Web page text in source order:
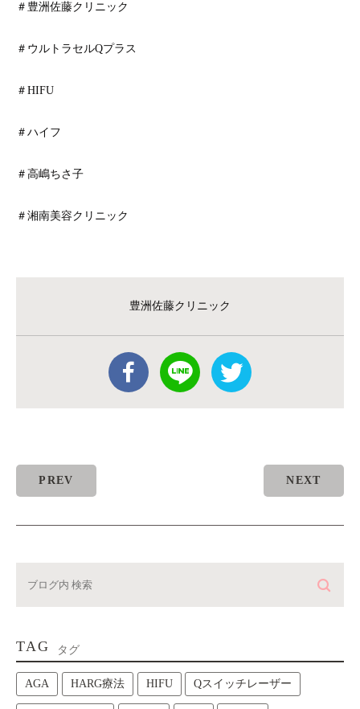
＃豊洲佐藤クリニック
＃ウルトラセルQプラス
＃HIFU
＃ハイフ
＃高嶋ちさ子
＃湘南美容クリニック
豊洲佐藤クリニック
PREV NEXT
TAG タグ
AGA HARG療法 HIFU Qスイッチレーザー